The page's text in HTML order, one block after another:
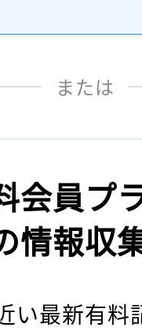
または
会員プ
情報収
い最新有料